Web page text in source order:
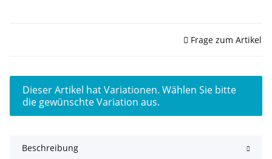
Frage zum Artikel
x
Dieser Artikel hat Variationen. Wählen Sie bitte
die gewünschte Variation aus.
Beschreibung